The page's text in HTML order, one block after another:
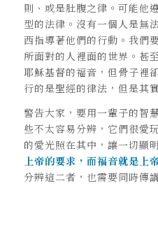
則、或是肚腹之律。可能他
型的法律。沒有一個人是無
西指導著他們的行動。我們
所面對的人裡面的世界。甚
耶穌基督的福音，但骨子裡
行的是聖經的律法，但是其
警告大家，要用一輩子的智
些不太容易分辨，它們很愛
的愛光照在其中，讓一切顯
上帝的要求，而福音就是上
分辨這二者，也需要同時傳